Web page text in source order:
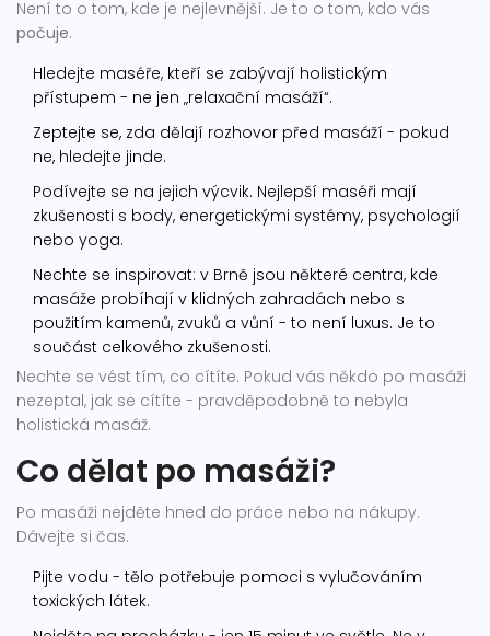
Není to o tom, kde je nejlevnější. Je to o tom, kdo vás
počuje.
Hledejte maséře, kteří se zabývají holistickým
přístupem - ne jen „relaxační masáží“.
Zeptejte se, zda dělají rozhovor před masáží - pokud
ne, hledejte jinde.
Podívejte se na jejich výcvik. Nejlepší maséři mají
zkušenosti s body, energetickými systémy, psychologií
nebo yoga.
Nechte se inspirovat: v Brně jsou některé centra, kde
masáže probíhají v klidných zahradách nebo s
použitím kamenů, zvuků a vůní - to není luxus. Je to
součást celkového zkušenosti.
Nechte se vést tím, co cítíte. Pokud vás někdo po masáži
nezeptal, jak se cítíte - pravděpodobně to nebyla
holistická masáž.
Co dělat po masáži?
Po masáži nejděte hned do práce nebo na nákupy.
Dávejte si čas.
Pijte vodu - tělo potřebuje pomoci s vylučováním
toxických látek.